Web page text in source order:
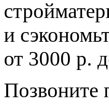
и
от 3000 р.
Позвоните